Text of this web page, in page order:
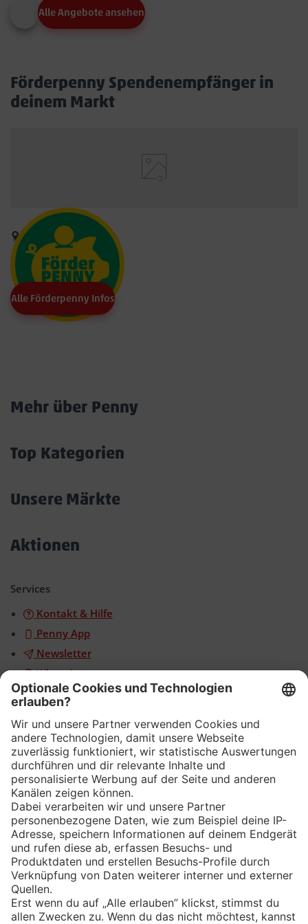
Alle Angebote ansehen
Förderpenny Spendenempfänger in
deinem Markt
Alle Förderpenny Infos
Mehr über Penny
Top Kategorien
Unsere Märkte
Aktionen
Services
Kontakt & Hilfe
Penny App
Newsletter
WhatsApp
App